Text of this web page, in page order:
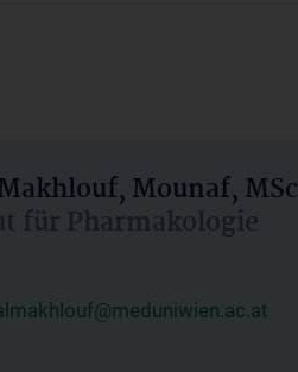
Mounaf, MSc
für Pharmakologie